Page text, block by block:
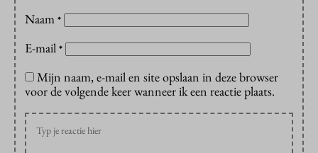
Naam *
E-mail *
Mijn naam, e-mail en site opslaan in deze browser
voor de volgende keer wanneer ik een reactie plaats.